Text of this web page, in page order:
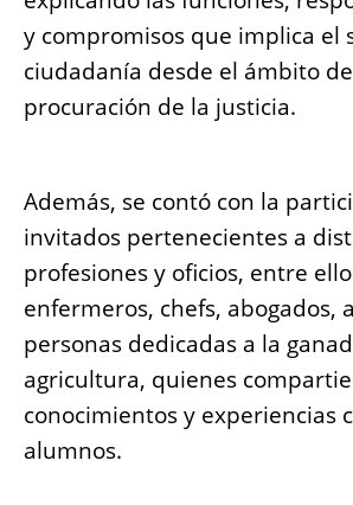
y compromisos que implica el
ciudadanía desde el ámbito
procuración de la justicia.
Además, se contó con la
invitados pertenecientes a
profesiones y oficios, entre
enfermeros, chefs, abogados,
personas dedicadas a la
agricultura, quienes
conocimientos y experiencias
alumnos.